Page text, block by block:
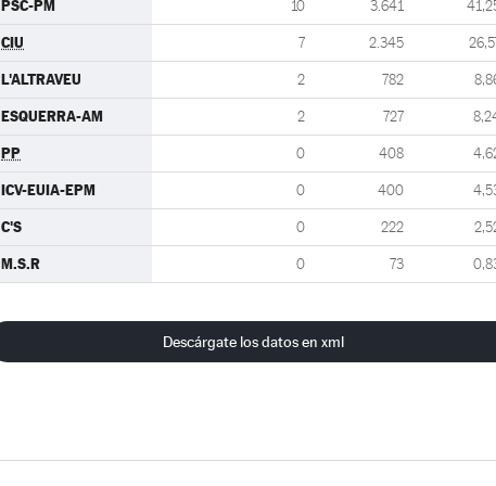
PSC-PM 10 3.641
CIU 7 2.345
L'ALTRAVEU 2 782
ESQUERRA-AM 2 727
PP 0 408
ICV-EUIA-EPM 0 400
C'S 0 222
M.S.R 0 73
Descárgate los datos en xml